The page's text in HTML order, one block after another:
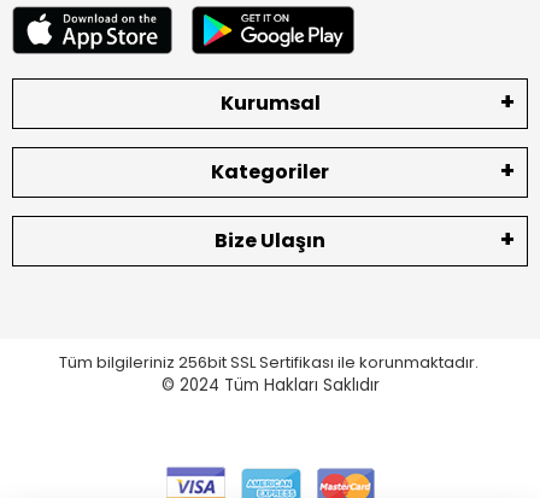
Kurumsal
Kategoriler
Bize Ulaşın
Tüm bilgileriniz 256bit SSL Sertifikası ile korunmaktadır.
© 2024 Tüm Hakları Saklıdır